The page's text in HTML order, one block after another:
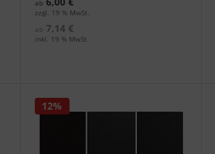
ab
zzgl. 19 % MwSt.
ab
7,14 €
inkl. 19 % MwSt.
12%